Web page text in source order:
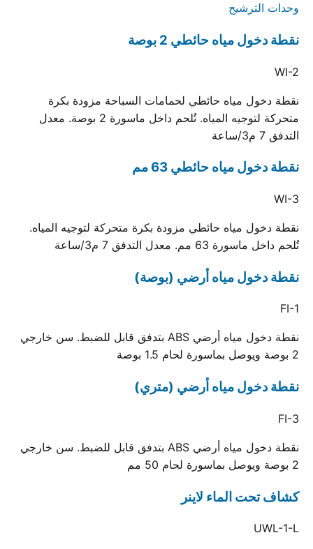
وحدات الترشيح
نقطة دخول مياه حائطي 2 بوصة
WI-2
نقطة دخول مياه حائطي لحمامات السباحة مزودة بكرة
متحركة لتوجيه المياه. تُلحم داخل ماسورة 2 بوصة. معدل
التدفق 7 م3/ساعة
نقطة دخول مياه حائطي 63 مم
WI-3
نقطة دخول مياه حائطي مزودة بكرة متحركة لتوجيه المياه.
تُلحم داخل ماسورة 63 مم. معدل التدفق 7 م3/ساعة
نقطة دخول مياه أرضي (بوصة)
FI-1
نقطة دخول مياه أرضي ABS بتدفق قابل للضبط. سن خارجي
2 بوصة ويوصل بماسورة لحام 1.5 بوصة
نقطة دخول مياه أرضي (متري)
FI-3
نقطة دخول مياه أرضي ABS بتدفق قابل للضبط. سن خارجي
2 بوصة ويوصل بماسورة لحام 50 مم
كشاف تحت الماء لاينر
UWL-1-L